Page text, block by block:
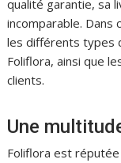
qualité garantie, sa
incomparable. Dans
les différents types
Foliflora, ainsi que
clients.
Une
Foliflora est